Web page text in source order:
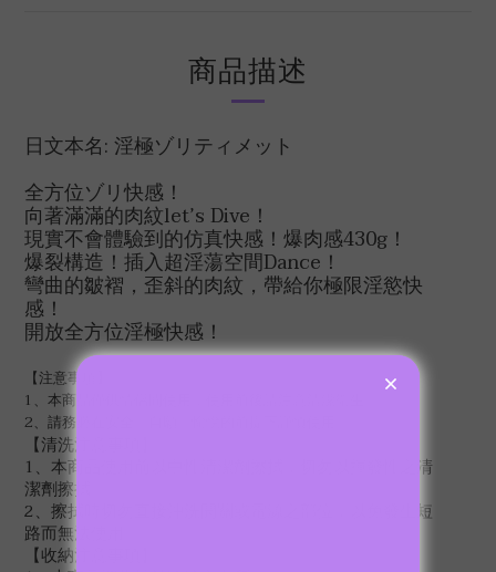
商品描述
日文本名: 淫極ゾリティメット
全方位ゾリ快感！
向著滿滿的肉紋let’s Dive！
現實不會體驗到的仿真快感！爆肉感430g！
爆裂構造！插入超淫蕩空間Dance！
彎曲的皺褶，歪斜的肉紋，帶給你極限淫慾快
感！
開放全方位淫極快感！
【注意事項】
1、本商品僅供情侶間使用，使用前後請注意清潔衛生
2、請務必在安全、自願、愉悅的前提下謹慎使用
【清洗注意事項】
1、本商品使用前以中性清潔劑擦拭，切勿以揮發性之清
潔劑擦拭
2、擦拭時切勿直接沖洗開關或電源之部位，以免發生短
路而無法使用
【收納注意事項】